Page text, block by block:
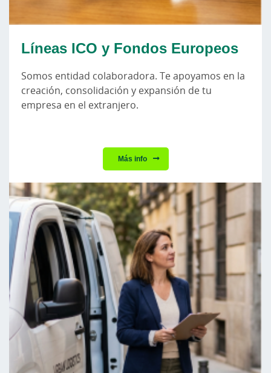
Líneas ICO y Fondos Europeos
Somos entidad colaboradora. Te apoyamos en la
creación, consolidación y expansión de tu
empresa en el extranjero.
Más info